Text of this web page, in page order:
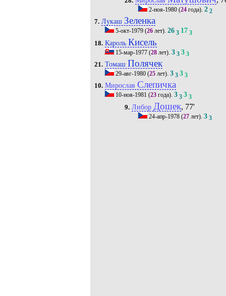
2-ноя-1980 (24 года).2 2
7. Лукаш Зеленка
5-окт-1979(26лет). 26 3 17 3
18. Кароль Кисель
15-мар-1977(28лет). 3 3 3 3
21. Томаш Полячек
29-авг-1980(25лет). 3 3 3 3
10. Мирослав Слепичка
10-ноя-1981 (23года). 3 3 3 3
9. Либор Дошек, 77'
24-апр-1978 (27 лет).3 3